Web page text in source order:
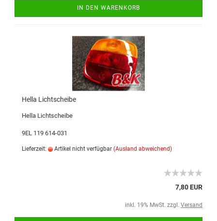
IN DEN WARENKORB
Hella Lichtscheibe
Hella Lichtscheibe
9EL 119 614-031
Lieferzeit: Artikel nicht verfügbar (Ausland abweichend)
7,80 EUR
inkl. 19% MwSt. zzgl. Versand